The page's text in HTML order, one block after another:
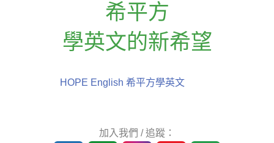
希平方
學英文的新希望
HOPE English 希平方學英文
加入我們 / 追蹤：